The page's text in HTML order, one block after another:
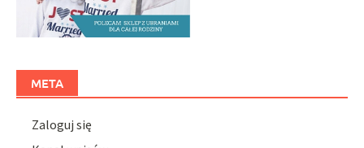
META
Zaloguj się